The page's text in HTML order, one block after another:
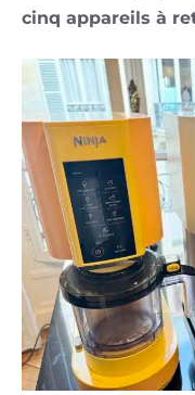
cinq appareils à